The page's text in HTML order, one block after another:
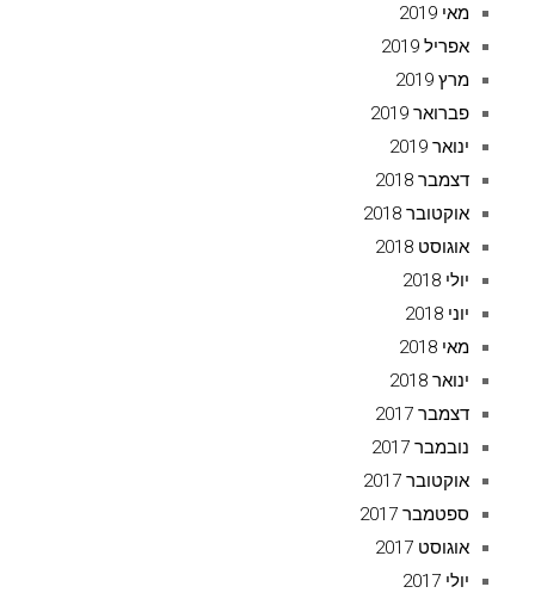
מאי 2019
אפריל 2019
מרץ 2019
פברואר 2019
ינואר 2019
דצמבר 2018
אוקטובר 2018
אוגוסט 2018
יולי 2018
יוני 2018
מאי 2018
ינואר 2018
דצמבר 2017
נובמבר 2017
אוקטובר 2017
ספטמבר 2017
אוגוסט 2017
יולי 2017